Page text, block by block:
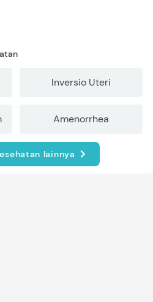
Inversio Uteri
Amenorrhea
lainnya